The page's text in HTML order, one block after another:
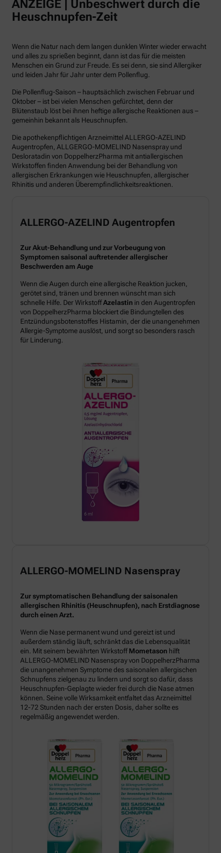
ANZEIGE | Unbeschwert durch die
Heuschnupfen-Zeit
Wenn die Natur nach dem langen dunklen Winter wieder erwacht
und alles zu sprießen beginnt, dann ist das für die meisten
Menschen ein Grund zur Freude. Es sei denn, sie sind Allergiker
und leiden Jahr für Jahr unter dem Pollenflug.
Die Pollenflug-Saison – hauptsächlich zwischen Februar und
Oktober – ist bei vielen Menschen gefürchtet, denn der
Blütenstaub löst bei ihnen heftige allergische Reaktionen aus –
gemeinhin bekannt als Heuschnupfen.
Die apothekenpflichtigen Arzneimittel ALLERGO-AZELIND
Augentropfen, ALLGERGO-MOMELIND Nasenspray und
Desloratadin von DoppelherzPharma mit antiallergischen
Wirkstoffen finden Anwendung bei der Behandlung von
allergischen Erkrankungen wie Heuschnupfen, allergischer
Rhinitis und anderen Überempfindlichkeitsreaktionen.
ALLERGO-AZELIND Augentropfen
Zur Akut-Behandlung und zur Vorbeugung von
Symptomen saisonal auftretender allergischer
Beschwerden am Auge
Wenn die Augen durch eine allergische Reaktion jucken,
gerötet sind, tränen und brennen wünscht man sich
schnelle Hilfe. Der WirkstoffAzelastin in den Augentropfen
von DoppelherzPharma blockiert die Bindungtellen des
Entzündungsbotenstoffes Histamin, der die unangenehmen
Allergie-Symptome auslöst, und sorgt so besonders rasch
für Linderung.
ALLERGO-MOMELIND Nasenspray
Zur symptomatischen Behandlung der saisonalen
allergischen Rhinitis (Heuschnupfen), nach Erstdiagnose
durch einen Arzt.
Wenn die Nase permanent wund und gereizt ist und
außerdem ständig läuft, schränkt das die Lebensqualität
ein. Mit seinem bewährten WirkstoffMometason hilft
ALLERGO-MOMELIND Nasenspray von DoppelherzPharma
die unangenehmen Symptome des saisonalen allergischen
Schnupfens zielgenau zu lindern und sorgt so dafür, dass
Heuschnupfen-Geplagte wieder frei durch die Nase atmen
können. Seine volle Wirksamkeit entfaltet das Arzneimittel
12-72 Stunden nach der ersten Dosis, daher sollte es
regelmäßig angewendet werden.